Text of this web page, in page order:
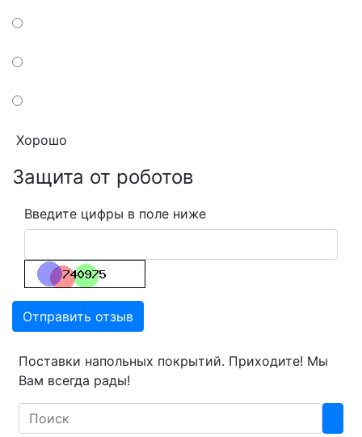
Хорошо
Защита от роботов
Введите цифры в поле ниже
Отправить отзыв
Поставки напольных покрытий. Приходите! Мы
Вам всегда рады!
Search